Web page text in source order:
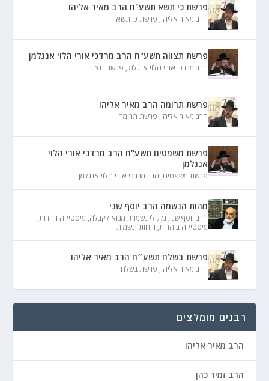
פרשת כי תשא תשע"ח הרב מאיר אליהו
הרב מאיר אליהו, פרשת כי תשא
פרשת תצווה תשע"ח הרב מרדכי אורי הלוי אנגלמן
הרב מרדכי אורי הלוי אנגלמן, פרשת תצוה
פרשת תרומה הרב מאיר אליהו
הרב מאיר אליהו, פרשת תרומה
פרשת משפטים תשע"ח הרב מרדכי אורי הלוי
אנגלמן
פרשת משפטים, הרב מרדכי אורי הלוי אנגלמן
מהות הנשמה הרב יוסף שני
הרב יוסף שני, גלגולי נשמות, מבוא לקבלה, מיסטיקה ויהדות,
מיסטיקה ביהדות, רוחות ונשמות
פרשת בשלח תשע״ח הרב מאיר אליהו
הרב מאיר אליהו, פרשת בשלח
רבנים מומלצים
הרב מאיר אליהו
הרב זמיר כהן